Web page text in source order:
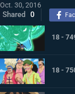
Oct. 30, 2016
Shared 0
18 -
18 -